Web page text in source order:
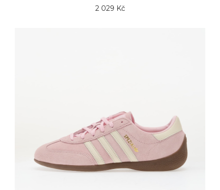
2 029 Kč